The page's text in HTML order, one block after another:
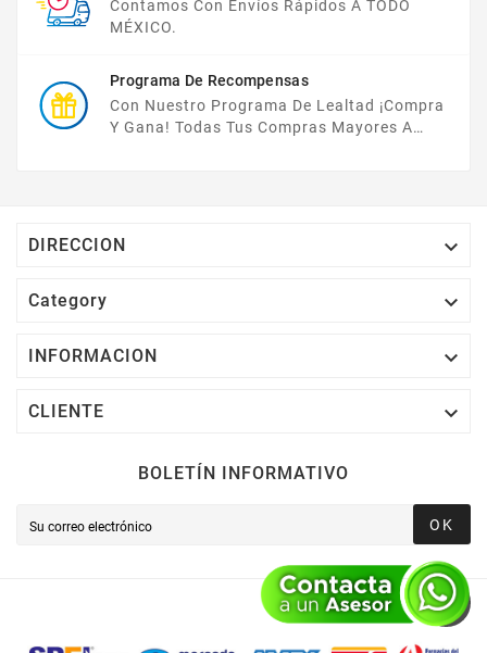
Contamos Con Envíos Rápidos A TODO
MÉXICO.
Programa De Recompensas
Con Nuestro Programa De Lealtad ¡compra
Y Gana! Todas Tus Compras Mayores A
DIRECCION 
Category 
INFORMACION 
CLIENTE 
BOLETÍN INFORMATIVO
OK